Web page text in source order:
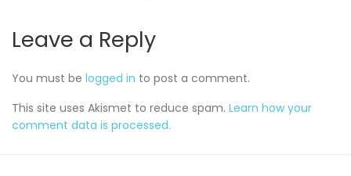
Leave a Reply
You must be logged in to post a comment.
This site uses Akismet to reduce spam. Learn how your
comment data is processed.